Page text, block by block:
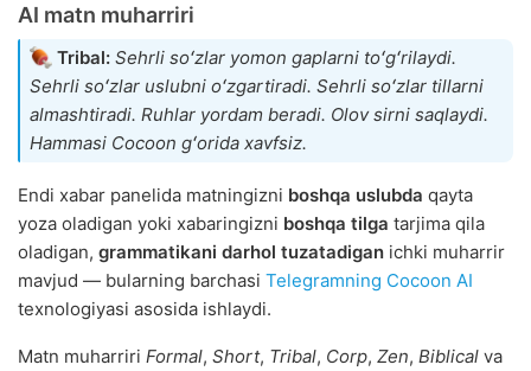
AI matn muharriri
Tribal: Sehrli soʻzlar yomon gaplarni toʻgʻrilaydi.
Sehrli soʻzlar uslubni oʻzgartiradi. Sehrli soʻzlar tillarni
almashtiradi. Ruhlar yordam beradi. Olov sirni saqlaydi.
Hammasi Cocoon gʻorida xavfsiz.
Endi xabar panelida matningizni boshqa uslubda qayta
yoza oladigan yoki xabaringizni boshqa tilga tarjima qila
oladigan, grammatikani darhol tuzatadigan ichki muharrir
mavjud — bularning barchasi Telegramning Cocoon AI
texnologiyasi asosida ishlaydi.
Matn muharriri Formal, Short, Tribal, Corp, Zen, Biblical va